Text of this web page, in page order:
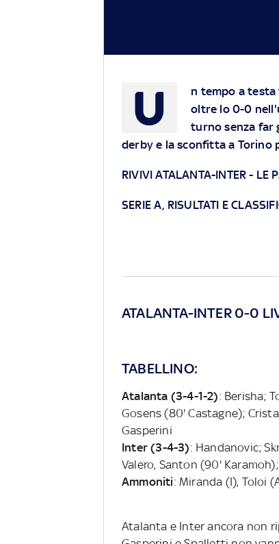
U
n tempo a testa
oltre lo 0-0
turno senza far
derby e la sconfitta a Torino
RIVIVI ATALANTA-INTER - LE
SERIE A, RISULTATI E
ATALANTA-INTER 0-0
TABELLINO:
Atalanta (3-4-1-2): Berisha;
Gosens (80' Castagne);
Gasperini
Inter (3-4-3): Handanovic;
Valero, Santon (90'
Ammoniti: Miranda (I), Toloi
Atalanta e Inter ancora non